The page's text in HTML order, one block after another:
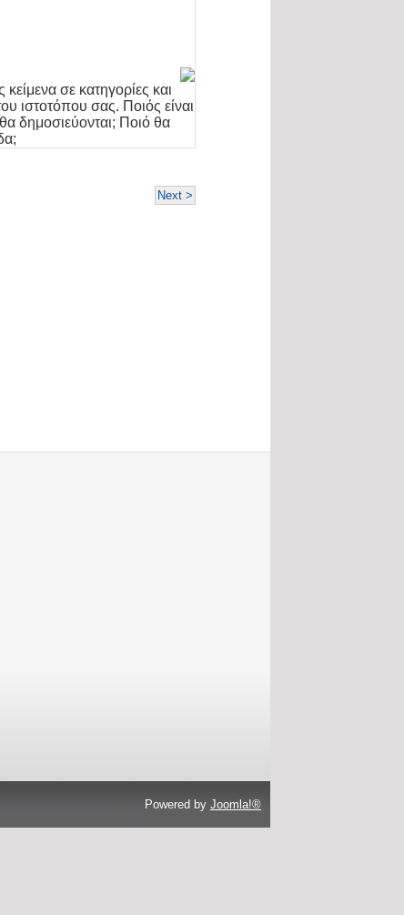
σε κατηγορίες και
ιστοτόπου σας. Ποιός είναι
δημοσιεύονται; Ποιό θα
Next >
Powered by Joomla!®